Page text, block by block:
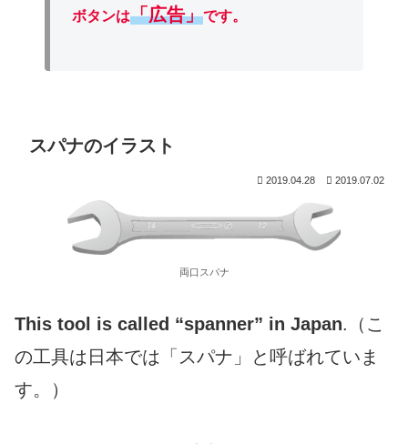
ボタンは「広告」です。
スパナのイラスト
2019.04.28 2019.07.02
両口スパナ
This tool is called “spanner” in Japan.（こ
の工具は日本では「スパナ」と呼ばれていま
す。）